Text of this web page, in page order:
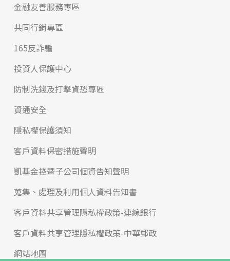
金融友善服務專區
共同行銷專區
165反詐騙
投資人保護中心
防制洗錢及打擊資恐專區
資通安全
隱私權保護須知
客戶資料保密措施聲明
凱基金控暨子公司個資告知聲明
蒐集、處理及利用個人資料告知書
客戶資料共享管理隱私權政策-連線銀行
客戶資料共享管理隱私權政策-中華郵政
網站地圖